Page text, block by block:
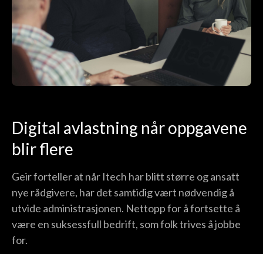
Digital avlastning når oppgavene
blir flere
Geir forteller at når Itech har blitt større og ansatt
nye rådgivere, har det samtidig vært nødvendig å
utvide administrasjonen. Nettopp for å fortsette å
være en suksessfull bedrift, som folk trives å jobbe
for.